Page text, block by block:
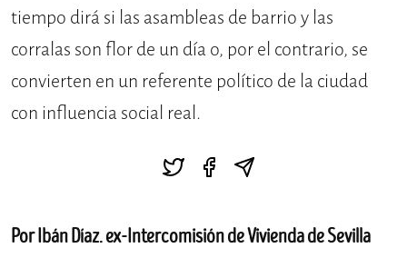
tiempo dirá si las asambleas de barrio y las
corralas son flor de un día o, por el contrario, se
convierten en un referente político de la ciudad
con influencia social real.
Por Ibán Díaz. ex-Intercomisión de Vivienda de Sevilla